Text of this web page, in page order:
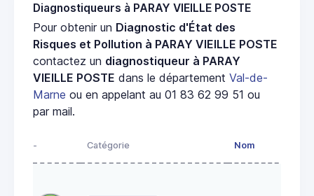
Diagnostiqueurs à PARAY VIEILLE POSTE
Pour obtenir un Diagnostic d'État des
Risques et Pollution à PARAY VIEILLE POSTE
contactez un diagnostiqueur à PARAY
VIEILLE POSTE dans le département Val-de-
Marne ou en appelant au 01 83 62 99 51 ou
par mail.
- Catégorie Nom